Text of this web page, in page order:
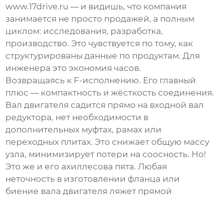
www.17drive.ru — и видишь, что компания
занимается не просто продажей, а полным
циклом: исследования, разработка,
производство. Это чувствуется по тому, как
структурированы данные по продуктам. Для
инженера это экономия часов.
Возвращаясь к F-исполнению. Его главный
плюс — компактность и жёсткость соединения.
Вал двигателя садится прямо на входной вал
редуктора, нет необходимости в
дополнительных муфтах, рамах или
переходных плитах. Это снижает общую массу
узла, минимизирует потери на соосность. Но!
Это же и его ахиллесова пята. Любая
неточность в изготовлении фланца или
биение вала двигателя ляжет прямой